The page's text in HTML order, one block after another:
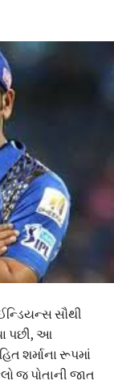
સૌથી
પછી, આ
શર્માના રૂપમાં
જ પોતાની જાત